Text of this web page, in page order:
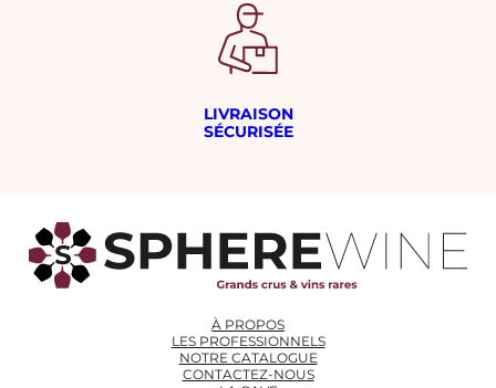
LIVRAISON
SÉCURISÉE
À PROPOS
LES PROFESSIONNELS
NOTRE CATALOGUE
CONTACTEZ-NOUS